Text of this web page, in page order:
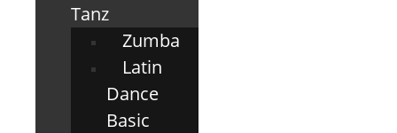
Tanz
Zumba
Latin
Dance
Basic